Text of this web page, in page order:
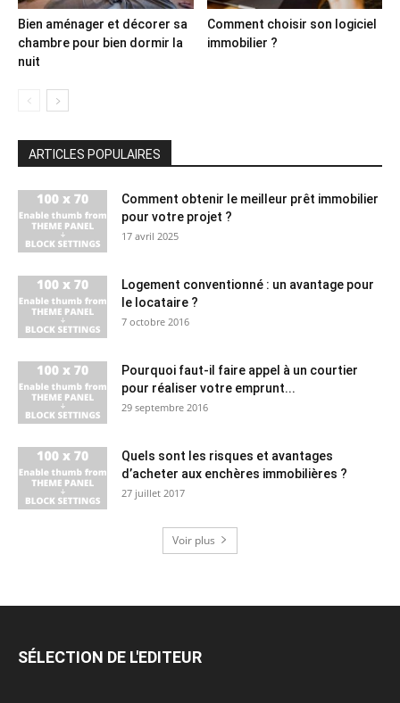
Bien aménager et décorer sa
chambre pour bien dormir la
nuit
Comment choisir son logiciel
immobilier ?
ARTICLES POPULAIRES
Comment obtenir le meilleur prêt immobilier
pour votre projet ?
17 avril 2025
Logement conventionné : un avantage pour
le locataire ?
7 octobre 2016
Pourquoi faut-il faire appel à un courtier
pour réaliser votre emprunt...
29 septembre 2016
Quels sont les risques et avantages
d’acheter aux enchères immobilières ?
27 juillet 2017
Voir plus
SÉLECTION DE L'EDITEUR